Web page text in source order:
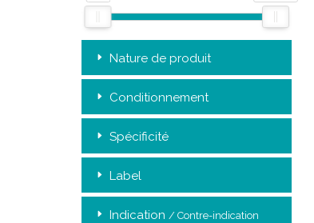
Nature de produit
Conditionnement
Spécificité
Label
Indication / Contre-indication